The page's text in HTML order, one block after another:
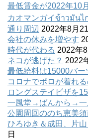
最低賃金が2022年10
カオマンガイข้าวมันไ
通り周辺 2022年8月
会社の休みを増やす
時代が代わる 2022年
ネコが逃げた？ 2022
最低給料は15000バー
コロナでポロが着れ
ロングステイビザを
一風堂→ばんから→一
公園周回ののち恵美須
ひろゆき＆成田、片
日